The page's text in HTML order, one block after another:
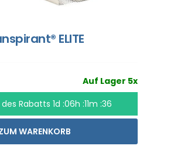
ELITE
Auf Lager 5x
des Rabatts1d :06h :11m :35
WARENKORB